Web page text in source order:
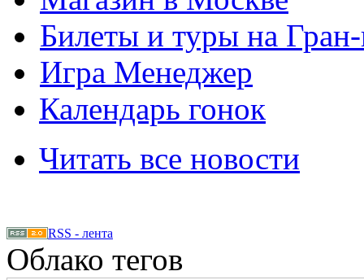
Билеты и туры на
Игра Менеджер
Календарь гонок
Читать все новости
RSS - лента
Облако тегов